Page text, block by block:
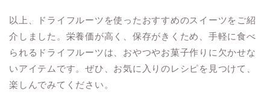
以上、ドライフルーツを使ったおすすめのスイーツをご紹
介しました。栄養価が高く、保存がきくため、手軽に食べ
られるドライフルーツは、おやつやお菓子作りに欠かせな
いアイテムです。ぜひ、お気に入りのレシピを見つけて、
楽しんでみてください。